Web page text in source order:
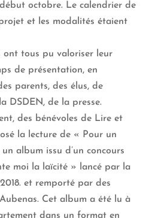
octobre. Le calendrier de
et les modalités étaient
ont tous pu valoriser leur
de présentation, en
parents, des élus, de
DSDEN, de la presse.
des bénévoles de Lire et
la lecture de « Pour un
album issu d’un concours
moi la laïcité » lancé par la
et remporté par des
Cet album a été lu à
dans un format en